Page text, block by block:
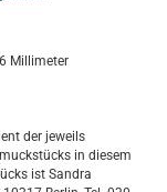
Millimeter
der jeweils
in diesem
ist Sandra